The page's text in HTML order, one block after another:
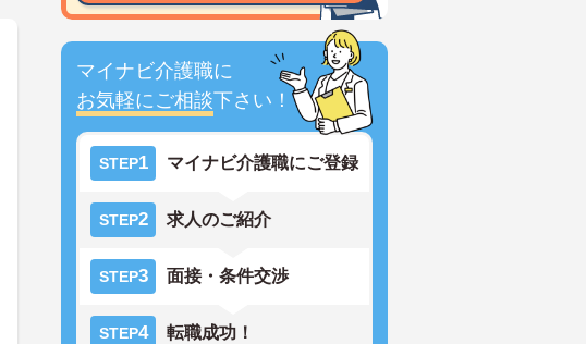
マイナビ介護職に
お気軽にご相談下さい！
STEP1 マイナビ介護職にご登録
STEP2 求人のご紹介
STEP3 面接・条件交渉
STEP4 転職成功！